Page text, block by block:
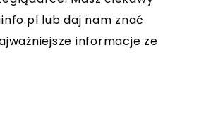
lub daj nam znać
informacje ze